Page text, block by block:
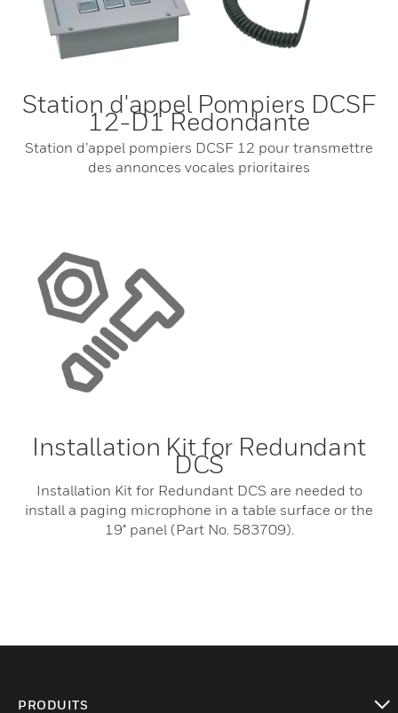
Station d'appel Pompiers DCSF
12-D1 Redondante
Station d’appel pompiers DCSF 12 pour transmettre
des annonces vocales prioritaires
Installation Kit for Redundant
DCS
Installation Kit for Redundant DCS are needed to
install a paging microphone in a table surface or the
19" panel (Part No. 583709).
PRODUITS